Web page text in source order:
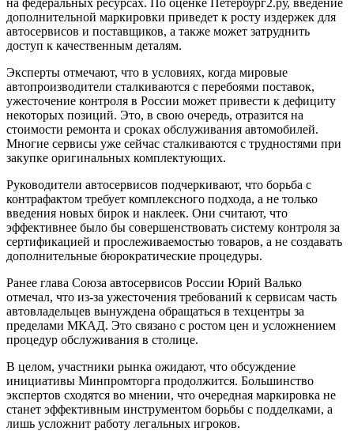
дополнительной маркировки приведет к росту издержек для
автосервисов и поставщиков, а также может затруднить
доступ к качественным деталям.
Эксперты отмечают, что в условиях, когда мировые
автопроизводители сталкиваются с перебоями поставок,
ужесточение контроля в России может привести к дефициту
некоторых позиций. Это, в свою очередь, отразится на
стоимости ремонта и сроках обслуживания автомобилей.
Многие сервисы уже сейчас сталкиваются с трудностями при
закупке оригинальных комплектующих.
Руководители автосервисов подчеркивают, что борьба с
контрафактом требует комплексного подхода, а не только
введения новых бирок и наклеек. Они считают, что
эффективнее было бы совершенствовать систему контроля за
сертификацией и прослеживаемостью товаров, а не создавать
дополнительные бюрократические процедуры.
Ранее глава Союза автосервисов России Юрий Валько
отмечал, что из-за ужесточения требований к сервисам часть
автовладельцев вынуждена обращаться в техцентры за
пределами МКАД. Это связано с ростом цен и усложнением
процедур обслуживания в столице.
В целом, участники рынка ожидают, что обсуждение
инициативы Минпромторга продолжится. Большинство
экспертов сходятся во мнении, что очередная маркировка не
станет эффективным инструментом борьбы с подделками, а
лишь усложнит работу легальных игроков.